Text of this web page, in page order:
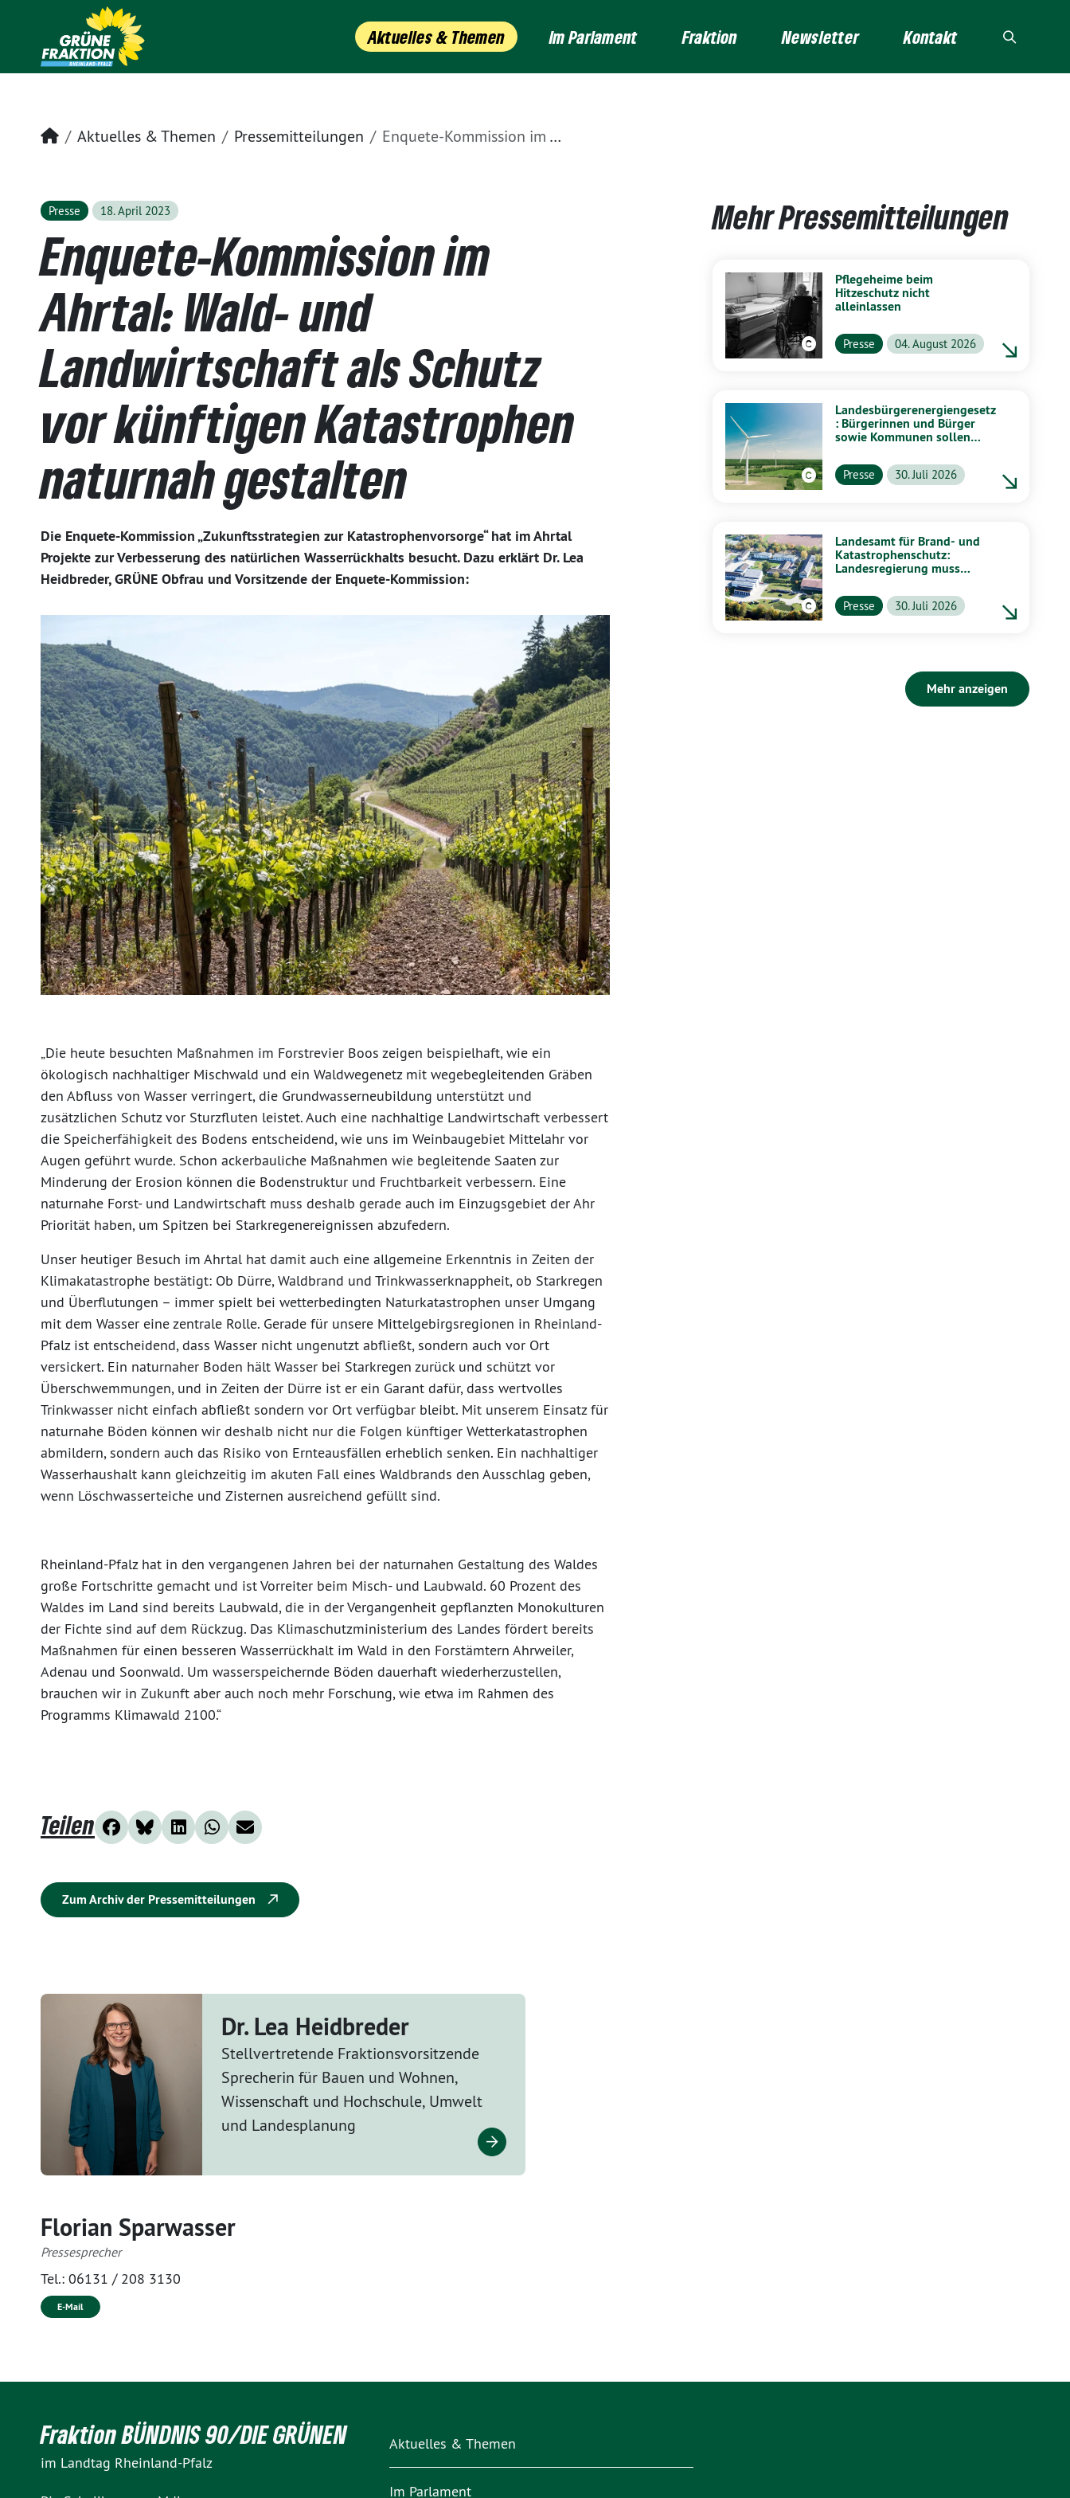
Aktuelles & Themen Im Parlament Fraktion Newsletter Kontakt
Startseite
Aktuelles & Themen Pressemitteilungen Enquete-Kommission im Ahrtal: Wald- und Landwirtschaft als Schutz vor künftigen Katastrophen naturnah gestalten
Presse 18. April 2023
Enquete-Kommission im
Ahrtal: Wald- und
Landwirtschaft als Schutz
vor künftigen Katastrophen
naturnah gestalten
Die Enquete-Kommission „Zukunftsstrategien zur Katastrophenvorsorge“ hat im Ahrtal
Projekte zur Verbesserung des natürlichen Wasserrückhalts besucht. Dazu erklärt Dr. Lea
Heidbreder, GRÜNE Obfrau und Vorsitzende der Enquete-Kommission:
„Die heute besuchten Maßnahmen im Forstrevier Boos zeigen beispielhaft, wie ein
ökologisch nachhaltiger Mischwald und ein Waldwegenetz mit wegebegleitenden Gräben
den Abfluss von Wasser verringert, die Grundwasserneubildung unterstützt und
zusätzlichen Schutz vor Sturzfluten leistet. Auch eine nachhaltige Landwirtschaft verbessert
die Speicherfähigkeit des Bodens entscheidend, wie uns im Weinbaugebiet Mittelahr vor
Augen geführt wurde. Schon ackerbauliche Maßnahmen wie begleitende Saaten zur
Minderung der Erosion können die Bodenstruktur und Fruchtbarkeit verbessern. Eine
naturnahe Forst- und Landwirtschaft muss deshalb gerade auch im Einzugsgebiet der Ahr
Priorität haben, um Spitzen bei Starkregenereignissen abzufedern.
Unser heutiger Besuch im Ahrtal hat damit auch eine allgemeine Erkenntnis in Zeiten der
Klimakatastrophe bestätigt: Ob Dürre, Waldbrand und Trinkwasserknappheit, ob Starkregen
und Überflutungen – immer spielt bei wetterbedingten Naturkatastrophen unser Umgang
mit dem Wasser eine zentrale Rolle. Gerade für unsere Mittelgebirgsregionen in Rheinland-
Pfalz ist entscheidend, dass Wasser nicht ungenutzt abfließt, sondern auch vor Ort
versickert. Ein naturnaher Boden hält Wasser bei Starkregen zurück und schützt vor
Überschwemmungen, und in Zeiten der Dürre ist er ein Garant dafür, dass wertvolles
Trinkwasser nicht einfach abfließt sondern vor Ort verfügbar bleibt. Mit unserem Einsatz für
naturnahe Böden können wir deshalb nicht nur die Folgen künftiger Wetterkatastrophen
abmildern, sondern auch das Risiko von Ernteausfällen erheblich senken. Ein nachhaltiger
Wasserhaushalt kann gleichzeitig im akuten Fall eines Waldbrands den Ausschlag geben,
wenn Löschwasserteiche und Zisternen ausreichend gefüllt sind.
Rheinland-Pfalz hat in den vergangenen Jahren bei der naturnahen Gestaltung des Waldes
große Fortschritte gemacht und ist Vorreiter beim Misch- und Laubwald. 60 Prozent des
Waldes im Land sind bereits Laubwald, die in der Vergangenheit gepflanzten Monokulturen
der Fichte sind auf dem Rückzug. Das Klimaschutzministerium des Landes fördert bereits
Maßnahmen für einen besseren Wasserrückhalt im Wald in den Forstämtern Ahrweiler,
Adenau und Soonwald. Um wasserspeichernde Böden dauerhaft wiederherzustellen,
brauchen wir in Zukunft aber auch noch mehr Forschung, wie etwa im Rahmen des
Programms Klimawald 2100.“
Teilen
Zum Archiv der Pressemitteilungen
Mehr Pressemitteilungen
Pflegeheime beim
Hitzeschutz nicht
alleinlassen
Presse 04. August 2026
Landesbürgerenergiengesetz
: Bürgerinnen und Bürger
sowie Kommunen sollen
profitieren
Presse 30. Juli 2026
Landesamt für Brand- und
Katastrophenschutz:
Landesregierung muss
Presse 30. Juli 2026
Mehr anzeigen
Dr. Lea Heidbreder
Stellvertretende Fraktionsvorsitzende
Sprecherin für Bauen und Wohnen,
Wissenschaft und Hochschule, Umwelt
und Landesplanung
Florian Sparwasser
Pressesprecher
Tel.: 06131 / 208 3130
E-Mail
Fraktion BÜNDNIS 90/DIE GRÜNEN
im Landtag Rheinland-Pfalz
Aktuelles & Themen
Im Parlament